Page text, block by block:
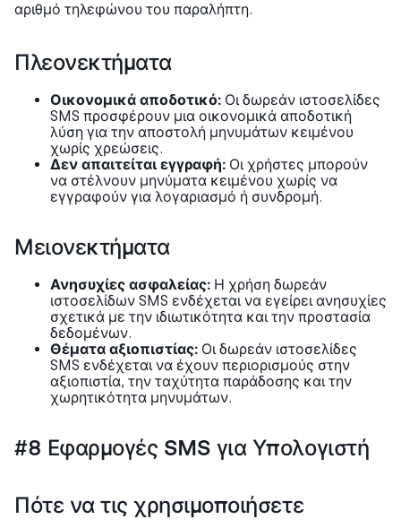
αριθμό τηλεφώνου του παραλήπτη.
Πλεονεκτήματα
Οικονομικά αποδοτικό: Οι δωρεάν ιστοσελίδες
SMS προσφέρουν μια οικονομικά αποδοτική
λύση για την αποστολή μηνυμάτων κειμένου
χωρίς χρεώσεις.
Δεν απαιτείται εγγραφή: Οι χρήστες μπορούν
να στέλνουν μηνύματα κειμένου χωρίς να
εγγραφούν για λογαριασμό ή συνδρομή.
Μειονεκτήματα
Ανησυχίες ασφαλείας: Η χρήση δωρεάν
ιστοσελίδων SMS ενδέχεται να εγείρει ανησυχίες
σχετικά με την ιδιωτικότητα και την προστασία
δεδομένων.
Θέματα αξιοπιστίας: Οι δωρεάν ιστοσελίδες
SMS ενδέχεται να έχουν περιορισμούς στην
αξιοπιστία, την ταχύτητα παράδοσης και την
χωρητικότητα μηνυμάτων.
#8 Εφαρμογές SMS για Υπολογιστή
Πότε να τις χρησιμοποιήσετε